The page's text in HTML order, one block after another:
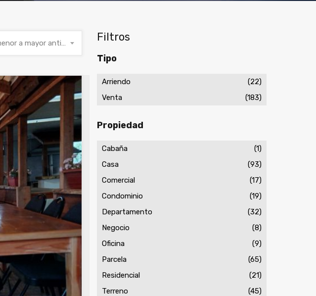
De menor a mayor antigüedad Filtros
Tipo
Arriendo
(22)
Venta
(183)
Propiedad
Cabaña
(1)
Casa
(93)
Comercial
(17)
Condominio
(19)
Departamento
(32)
Negocio
(8)
Oficina
(9)
Parcela
(65)
Residencial
(21)
Terreno
(45)